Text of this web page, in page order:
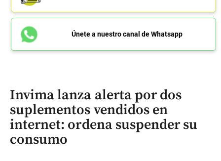
Únete a nuestro canal de Whatsapp
Invima lanza alerta por dos
suplementos vendidos en
internet: ordena suspender su
consumo